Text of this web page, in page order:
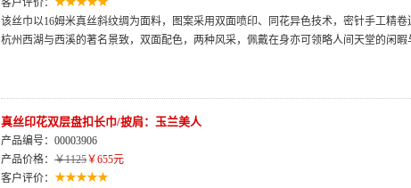
客户评价：
该丝巾以16姆米真丝斜纹绸为面料，图案采用双面喷印、同花异色技术，密针手工精
杭州西湖与西溪的著名景致，双面配色，两种风采，佩戴在身亦可领略人间天堂的闲暇
真丝印花双层盘扣长巾/披肩：玉兰美人
产品编号：00003906
产品价格： ￥1125￥655元
客户评价：